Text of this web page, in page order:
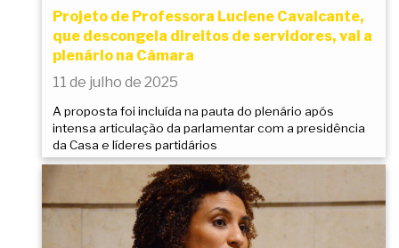
Projeto de Professora Luciene Cavalcante,
que descongela direitos de servidores, vai a
plenário na Câmara
11 de julho de 2025
A proposta foi incluída na pauta do plenário após
intensa articulação da parlamentar com a presidência
da Casa e líderes partidários